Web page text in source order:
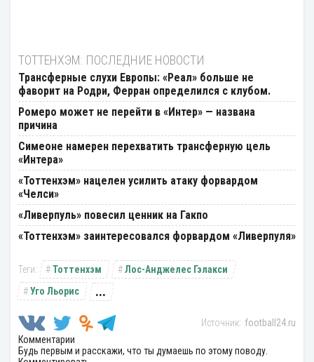
ТОТТЕНХЭМ: ПОСЛЕДНИЕ НОВОСТИ
Трансферные слухи Европы: «Реал» больше не
фаворит на Родри, Ферран определился с клубом.
Ромеро может не перейти в «Интер» — названа
причина
Симеоне намерен перехватить трансферную цель
«Интера»
«Тоттенхэм» нацелен усилить атаку форвардом
«Челси»
«Ливерпуль» повесил ценник на Гакпо
«Тоттенхэм» заинтересовался форвардом «Ливерпуля»
Тоттенхэм
Лос-Анджелес Гэлакси
Уго Льорис
...
football24.ru
Комментарии
Будь первым и расскажи, что ты думаешь по этому поводу.